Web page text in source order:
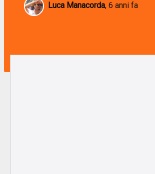
Luca Manacorda, 6 anni fa